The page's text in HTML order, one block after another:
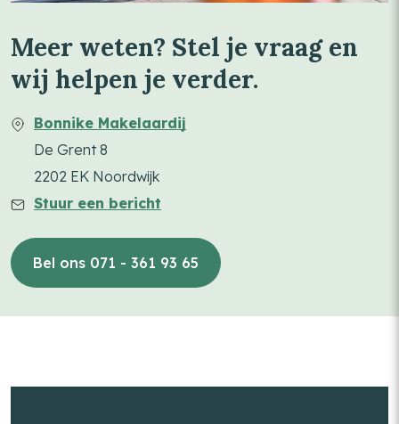
Meer weten? Stel je vraag en
wij helpen je verder.
Bonnike Makelaardij
De Grent 8
2202 EK Noordwijk
Stuur een bericht
Bel ons 071 - 361 93 65